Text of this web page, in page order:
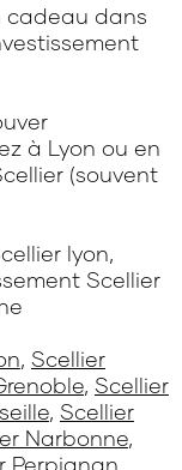
cadeau dans
à Lyon ou en
(souvent
lyon,
Scellier
, Scellier
, Scellier
, Scellier
Narbonne,
Perpignan